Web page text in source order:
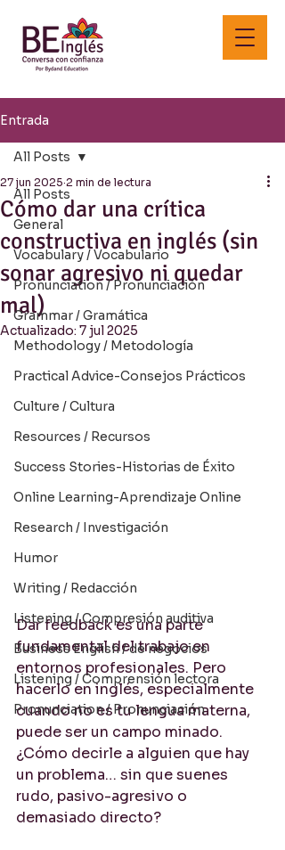
Entrada
All Posts
General
Vocabulary / Vocabulario
Pronunciation / Pronunciación
Grammar / Gramática
Methodology / Metodología
Practical Advice-Consejos Prácticos
Culture / Cultura
Resources / Recursos
Success Stories-Historias de Éxito
Online Learning-Aprendizaje Online
Research / Investigación
Humor
Writing / Redacción
Listening / Compresión auditiva
Business English / de negocios
Listening / Comprensión lectora
Pronunciation / Pronunciación
All Posts
Cómo dar una crítica
constructiva en inglés (sin
sonar agresivo ni quedar
mal)
27 jun 2025 2 min de lectura
Actualizado: 7 jul 2025
Dar feedback es una parte
fundamental del trabajo en
entornos profesionales. Pero
hacerlo en inglés, especialmente
cuando no es tu lengua materna,
puede ser un campo minado.
¿Cómo decirle a alguien que hay
un problema… sin que suenes
rudo, pasivo-agresivo o
demasiado directo?